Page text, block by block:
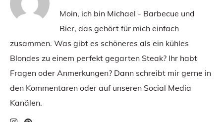
Moin, ich bin Michael - Barbecue und
Bier, das gehört für mich einfach
zusammen. Was gibt es schöneres als ein kühles
Blondes zu einem perfekt gegarten Steak? Ihr habt
Fragen oder Anmerkungen? Dann schreibt mir gerne in
den Kommentaren oder auf unseren Social Media
Kanälen.